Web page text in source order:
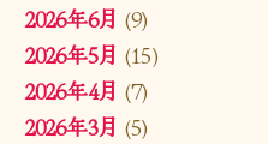
2026年6月 (9)
2026年5月 (15)
2026年4月 (7)
2026年3月 (5)